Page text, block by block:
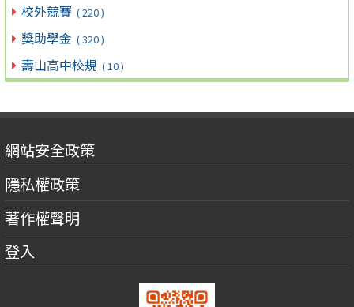
校外競賽 ( 220 )
獎助學金 ( 320 )
壽山高中校規 ( 10 )
網站安全政策
隱私權政策
著作權聲明
登入